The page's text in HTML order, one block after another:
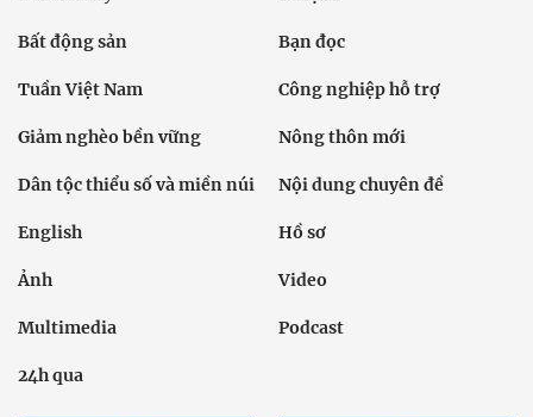
Bất động sản Bạn đọc
Tuần Việt Nam Công nghiệp hỗ trợ
Giảm nghèo bền vững Nông thôn mới
Dân tộc thiểu số và miền núi Nội dung chuyên đề
English Hồ sơ
Ảnh Video
Multimedia Podcast
24h qua